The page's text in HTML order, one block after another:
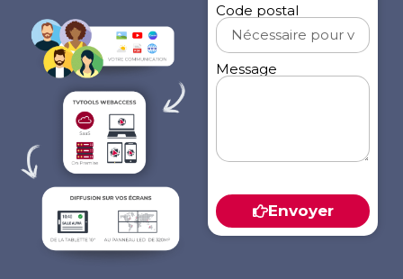
Code postal
Message
Envoyer